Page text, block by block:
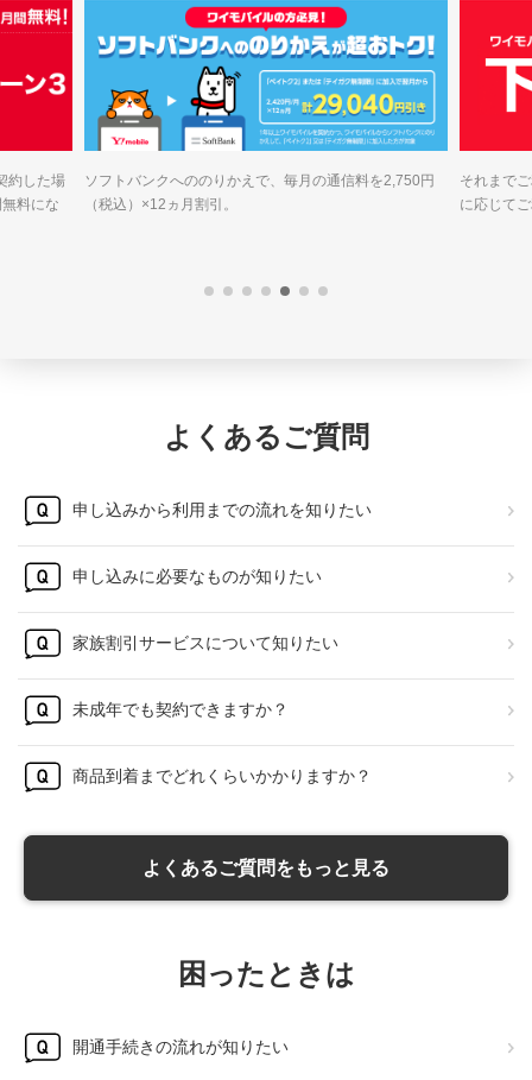
約した場
料にな
ソフトバンクへののりかえで、毎月の通信料を2,750円
（税込）×12ヵ月割引。
それまで
に応じて
よくあるご質問
申し込みから利用までの流れを知りたい
申し込みに必要なものが知りたい
家族割引サービスについて知りたい
未成年でも契約できますか？
商品到着までどれくらいかかりますか？
困ったときは
開通手続きの流れが知りたい
よくあるご質問をもっと見る